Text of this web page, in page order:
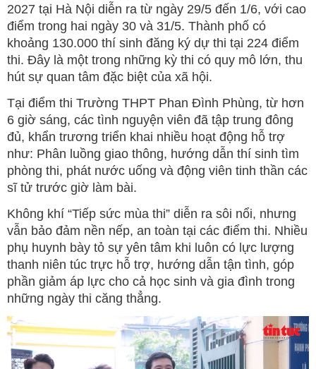
2027 tại Hà Nội diễn ra từ ngày 29/5 đến 1/6, với cao
điểm trong hai ngày 30 và 31/5. Thành phố có
khoảng 130.000 thí sinh đăng ký dự thi tại 224 điểm
thi. Đây là một trong những kỳ thi có quy mô lớn, thu
hút sự quan tâm đặc biệt của xã hội.
Tại điểm thi Trường THPT Phan Đình Phùng, từ hơn
6 giờ sáng, các tình nguyện viên đã tập trung đông
đủ, khẩn trương triển khai nhiều hoạt động hỗ trợ
như: Phân luồng giao thông, hướng dẫn thí sinh tìm
phòng thi, phát nước uống và động viên tinh thần các
sĩ tử trước giờ làm bài.
Không khí “Tiếp sức mùa thi” diễn ra sôi nổi, nhưng
vẫn bảo đảm nền nếp, an toàn tại các điểm thi. Nhiều
phụ huynh bày tỏ sự yên tâm khi luôn có lực lượng
thanh niên túc trực hỗ trợ, hướng dẫn tận tình, góp
phần giảm áp lực cho cả học sinh và gia đình trong
những ngày thi căng thẳng.